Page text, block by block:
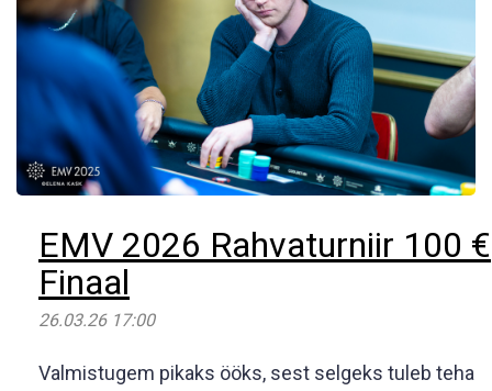
EMV 2026 Rahvaturniir 100 €
Finaal
26.03.26 17:00
Valmistugem pikaks ööks, sest selgeks tuleb teha